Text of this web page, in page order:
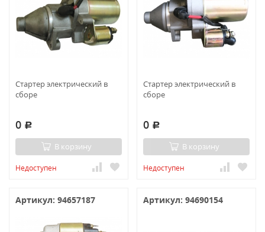
Стартер электрический в
сборе
0 Р
В корзину
Недоступен
Стартер электрический в
сборе
0 Р
В корзину
Недоступен
Артикул: 94657187 Артикул: 94690154